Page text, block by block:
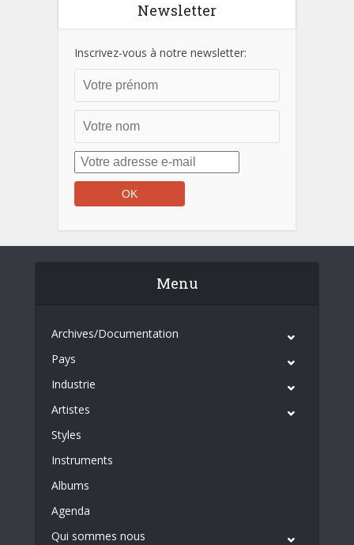
Newsletter
Inscrivez-vous à notre newsletter:
Menu
Archives/Documentation
Pays
Industrie
Artistes
Styles
Instruments
Albums
Agenda
Qui sommes nous